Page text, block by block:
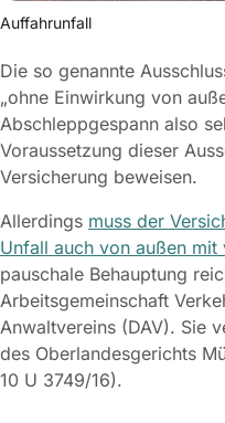
Auffahrunfall
Die so genannte
„ohne Einwirkung von
Abschleppgespann also
Voraussetzung dieser
Versicherung beweisen.
Allerdings muss der
Unfall auch von außen
pauschale Behauptung
Arbeitsgemeinschaft
Anwaltvereins (DAV). Sie
des Oberlandesgerichts
10 U 3749/16).